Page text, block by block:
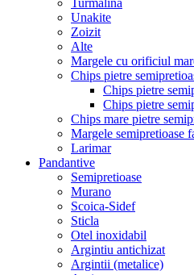
Turmalina
Unakite
Zoizit
Alte
Margele cu orificiul
Chips pietre
Chips pietre
Chips pietre
Chips mare pietre
Margele semipretioase
Larimar
Pandantive
Semipretioase
Murano
Scoica-Sidef
Sticla
Otel inoxidabil
Argintiu antichizat
Argintii (metalice)